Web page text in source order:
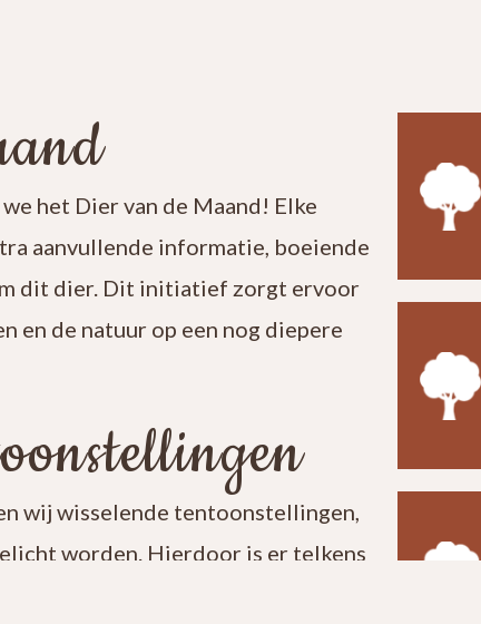
het Dier van de Maand! Elke
aanvullende informatie, boeiende
dit dier. Dit initiatief zorgt ervoor
en de natuur op een nog diepere
wij wisselende tentoonstellingen,
worden. Hierdoor is er telkens